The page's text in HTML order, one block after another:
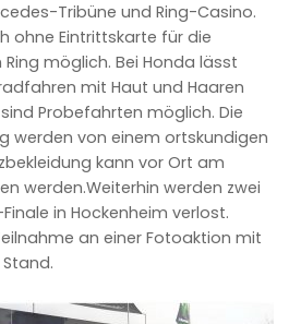
Tribüne und Ring-Casino.
ohne Eintrittskarte für die
möglich. Bei Honda lässt
mit Haut und Haaren
Probefahrten möglich. Die
werden von einem ortskundigen
kann vor Ort am
werden.Weiterhin werden zwei
in Hockenheim verlost.
an einer Fotoaktion mit